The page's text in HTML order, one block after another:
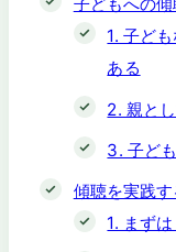
1. 子ど
ある
2. 親と
3. 子ど
傾聴を実践
1. まず